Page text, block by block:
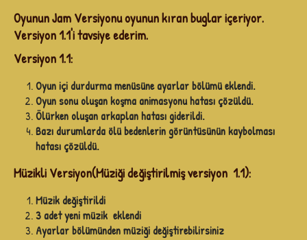
Oyunun Jam Versiyonu oyunun kıran buglar içeriyor.
Versiyon 1.1'i tavsiye ederim.
Versiyon 1.1:
Oyun içi durdurma menüsüne ayarlar bölümü eklendi.
Oyun sonu oluşan koşma animasyonu hatası çözüldü.
Ölürken oluşan arkaplan hatası giderildi.
Bazı durumlarda ölü bedenlerin görüntüsünün kaybolması
hatası çözüldü.
Müzikli Versiyon(Müziği değiştirilmiş versiyon 1.1):
Müzik değiştirildi
3 adet yeni müzik eklendi
Ayarlar bölümünden müziği değiştirebilirsiniz